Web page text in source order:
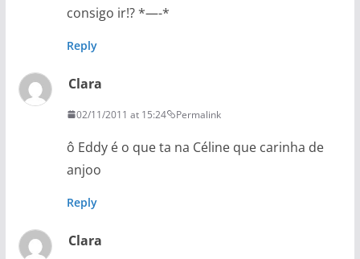
consigo ir!? *—-*
Reply
Clara
02/11/2011 at 15:24 Permalink
ô Eddy é o que ta na Céline que carinha de
anjoo
Reply
Clara